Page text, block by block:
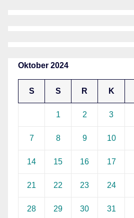
Oktober 2024
S S R K
1 2 3
7 8 9 10
14 15 16 17
21 22 23 24
28 29 30 31